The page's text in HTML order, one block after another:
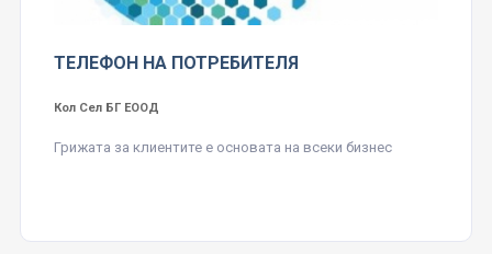
ТЕЛЕФОН НА ПОТРЕБИТЕЛЯ
Кол Сел БГ ЕООД
Грижата за клиентите е основата на всеки бизнес